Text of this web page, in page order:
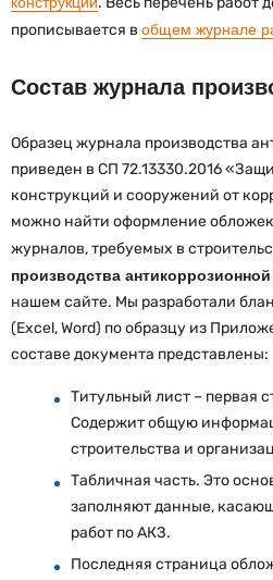
прописывается в общем журнале
Состав журнала
Образец журнала производства
приведен в СП 72.13330.2016
конструкций и сооружений от
можно найти оформление
журналов, требуемых в
производства
нашем сайте. Мы разработали
(Excel, Word) по образцу из
составе документа представлены:
Титульный лист – первая
Содержит общую
строительства и
Табличная часть. Это
заполняют данные,
работ по АКЗ.
Последняя страница